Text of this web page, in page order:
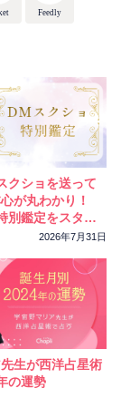
Feedly
クショを送って
が丸わかり！
別鑑定をスター
2026年7月31日
生が西洋占星術
の運勢